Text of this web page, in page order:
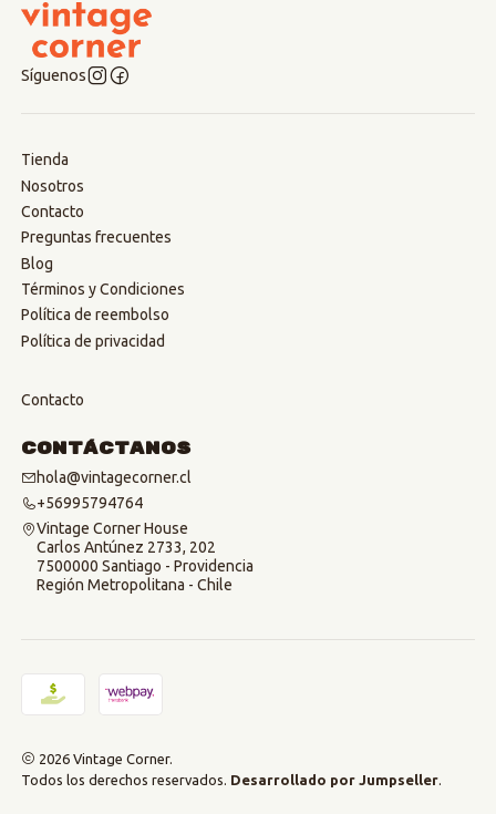
Síguenos
Tienda
Nosotros
Contacto
Preguntas frecuentes
Blog
Términos y Condiciones
Política de reembolso
Política de privacidad
Contacto
Contáctanos
hola@vintagecorner.cl
+56995794764
Vintage Corner House
Carlos Antúnez 2733, 202
7500000 Santiago - Providencia
Región Metropolitana - Chile
2026 Vintage Corner.
Todos los derechos reservados. Desarrollado por Jumpseller.